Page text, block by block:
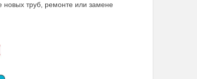
труб, ремонте или замене